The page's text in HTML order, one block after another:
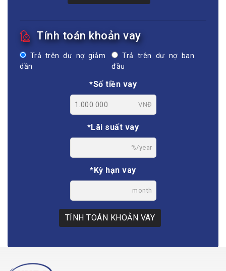
Tính toán khoản vay
Trả trên dư nợ giảm
dần
Trả trên dư nợ ban
đầu
*Số tiền vay
VNĐ
*Lãi suất vay
%/year
*Kỳ hạn vay
month
TÍNH TOÁN KHOẢN VAY